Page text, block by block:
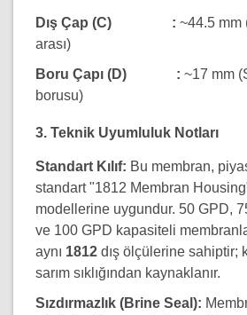
Dış Çap (C) : ~44.5 mm
arası)
Boru Çapı (D) : ~17 mm
borusu)
3. Teknik Uyumluluk Notları
Standart Kılıf: Bu membran,
standart "1812 Membran Housing"
modellerine uygundur. 50 GPD,
ve 100 GPD kapasiteli
aynı 1812 dış ölçülerine sahiptir;
sarım sıklığından kaynaklanır.
Sızdırmazlık (Brine Seal):